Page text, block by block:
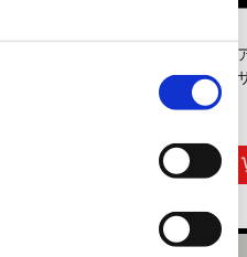
ハザード リベレー...